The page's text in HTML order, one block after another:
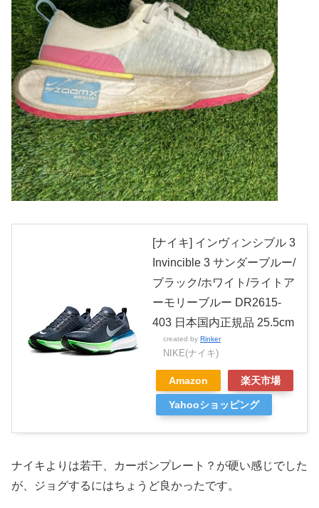
[ナイキ] インヴィンシブル 3
Invincible 3 サンダーブルー/
ブラック/ホワイト/ライトア
ーモリーブルー DR2615-
403 日本国内正規品 25.5cm
created by Rinker
NIKE(ナイキ)
Amazon 楽天市場
Yahooショッピング
ナイキよりは若干、カーボンプレート？が硬い感じでした
が、ジョグするにはちょうど良かったです。